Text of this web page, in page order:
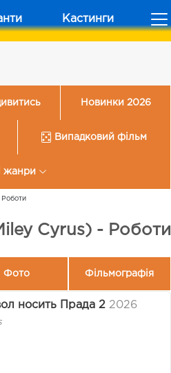
Кастинги
Новинки 2026
Випадковий фільм
жанри
Роботи
Cyrus) - Роботи
Фото Фільмографія
носить Прада 2 2026